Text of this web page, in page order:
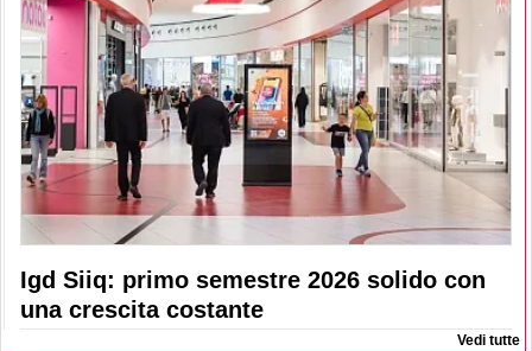
Igd Siiq: primo semestre 2026 solido con
una crescita costante
Vedi tutte